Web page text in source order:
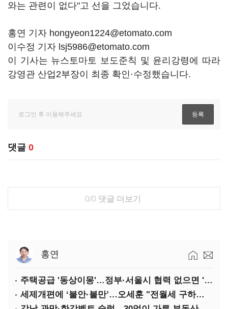
와는 관련이 없다"고 선을 그었습니다.
홍연 기자 hongyeon1224@etomato.com
이수정 기자 lsj5986@etomato.com
이 기사는 뉴스토마토 보도준칙 및 윤리강령에 따라
강영관 산업2부장이 최종 확인·수정했습니다.
댓글 0
0/0 댓글 더보기
홍연
주택공급 '동상이몽'…정부·서울시 협력 없으면 '공수표'
세제개편에 ‘불안·불만’…오세훈 "전월세 구하기 더 힘들어질 것"